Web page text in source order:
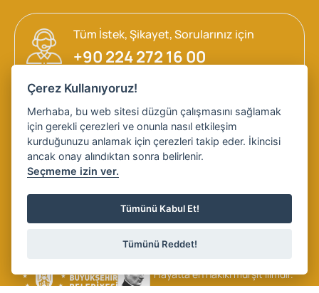
Tüm İstek, Şikayet, Sorularınız için
+90 224 272 16 00
Bilgi Edinme, Öneri ve Şikayet Formu
© 2026 Bursa Büyükşehir Belediyesi - Tüm Hakları Saklıdır
“Hayatta en hakiki mürşit ilimdir.”
Çerez Kullanıyoruz!
Merhaba, bu web sitesi düzgün çalışmasını sağlamak
için gerekli çerezleri ve onunla nasıl etkileşim
kurduğunuzu anlamak için çerezleri takip eder. İkincisi
ancak onay alındıktan sonra belirlenir.
Seçmeme izin ver.
Tümünü Kabul Et!
Tümünü Reddet!